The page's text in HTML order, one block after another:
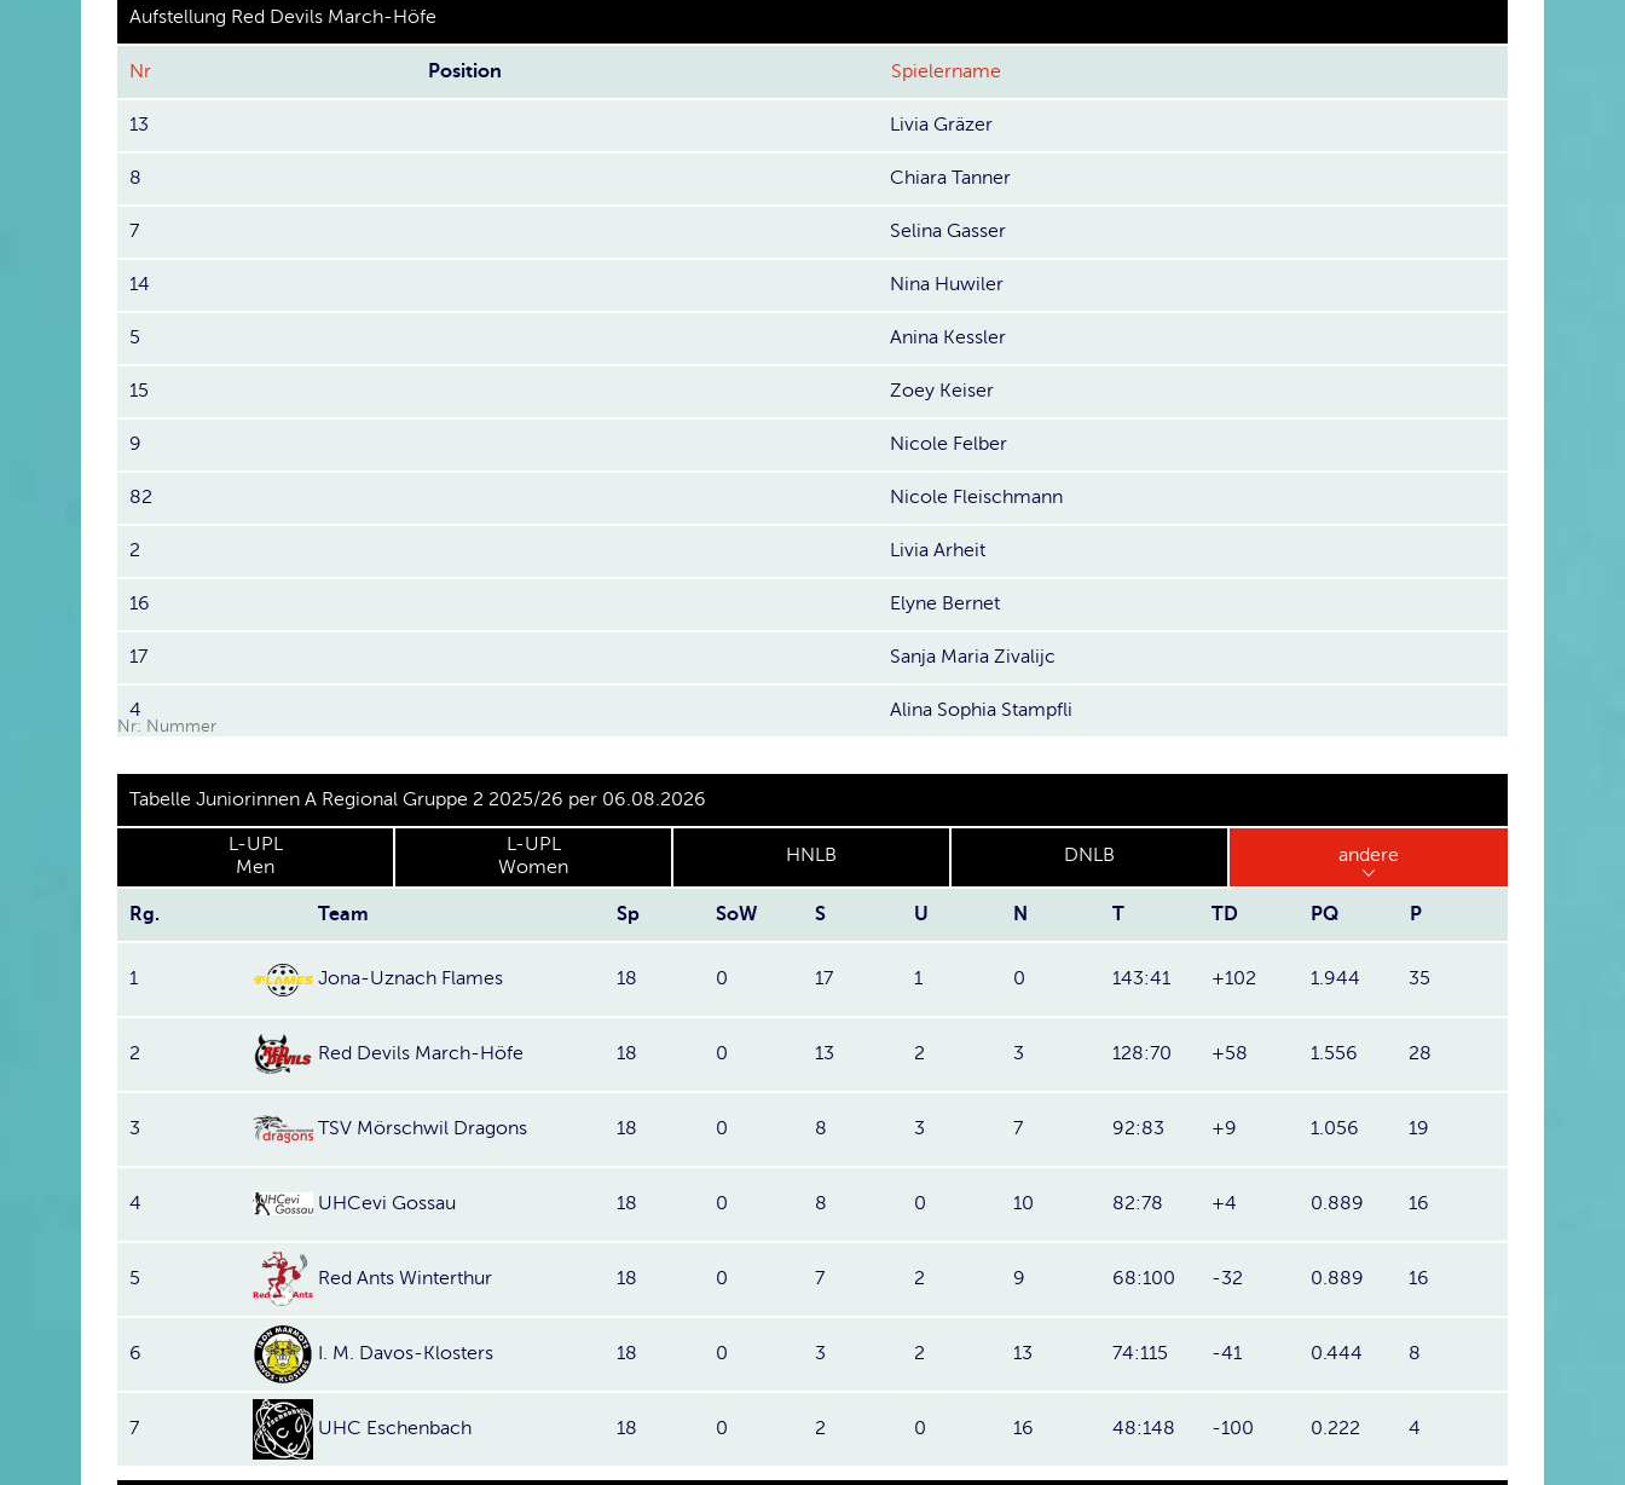
Aufstellung Red Devils March-Höfe
Nr Position Spielername
13 Livia Gräzer
8 Chiara Tanner
7 Selina Gasser
14 Nina Huwiler
5 Anina Kessler
15 Zoey Keiser
9 Nicole Felber
82 Nicole Fleischmann
2 Livia Arheit
16 Elyne Bernet
17 Sanja Maria Zivalijc
4 Alina Sophia Stampfli
Nr: Nummer
Tabelle Juniorinnen A Regional Gruppe 2 2025/26 per 06.08.2026
L-UPL
Men
L-UPL
Women
HNLB DNLB andere
Rg. Team Sp SoW S U N T TD PQ P
1 Jona-Uznach Flames 18 0 17 1 0 143:41 +102 1.944 35
2 Red Devils March-Höfe 18 0 13 2 3 128:70 +58 1.556 28
3 TSV Mörschwil Dragons 18 0 8 3 7 92:83 +9 1.056 19
4 UHCevi Gossau 18 0 8 0 10 82:78 +4 0.889 16
5 Red Ants Winterthur 18 0 7 2 9 68:100 -32 0.889 16
6 I. M. Davos-Klosters 18 0 3 2 13 74:115 -41 0.444 8
7 UHC Eschenbach 18 0 2 0 16 48:148 -100 0.222 4